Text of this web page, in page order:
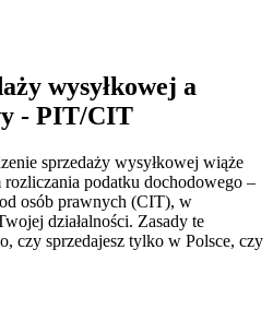
wysyłkowej a
- PIT/CIT
sprzedaży wysyłkowej wiąże
podatku dochodowego –
osób prawnych (CIT), w
działalności. Zasady te
czy sprzedajesz tylko w Polsce, czy